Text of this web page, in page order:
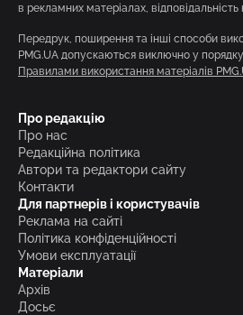
в рекламних матеріалах,
Передрук, поширення та інші способи
PMG.UA допускаються виключно у
Правилами використання матеріалів
Про редакцію
Про нас
Редакційна політика
Автори та редактори сайту
Контакти
Для партнерів і користувачів
Реклама на сайті
Політика конфіденційності
Умови експлуатації
Матеріали
Архів
Досьє